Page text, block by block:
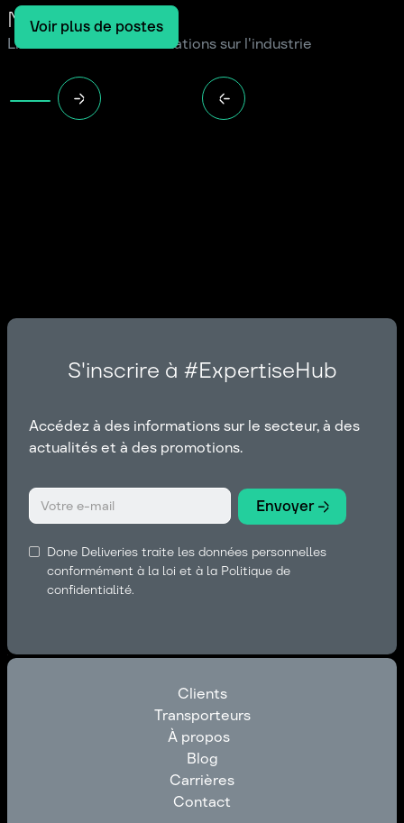
Notre blog
Lire les dernières informations sur l'industrie
Voir plus de postes
S'inscrire à #ExpertiseHub
Accédez à des informations sur le secteur, à des
actualités et à des promotions.
Done Deliveries traite les données personnelles
conformément à la loi et à la Politique de
confidentialité.
Clients
Clients
Transporteurs
Transporteurs
À propos
À propos
Blog
Blog
Carrières
Carrières
Contact